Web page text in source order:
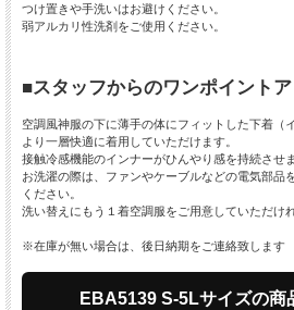
つけ置きや手洗いはお避けください。
弱アルカリ性洗剤をご使用ください。
■スタッフからのワンポイント
空調風神服の下に薄手の体にフィットした下着（
より一層快適に着用していただけます。
接触冷感機能のインナーがひんやり感を持続させま
お洗濯の際は、ファンやケーブルなどの電気部品
ください。
洗い替えにもう１着空調服をご用意していただけ
※在庫が無い場合は、後日納期をご連絡致します
EBA5139 S-5Lサイズの商